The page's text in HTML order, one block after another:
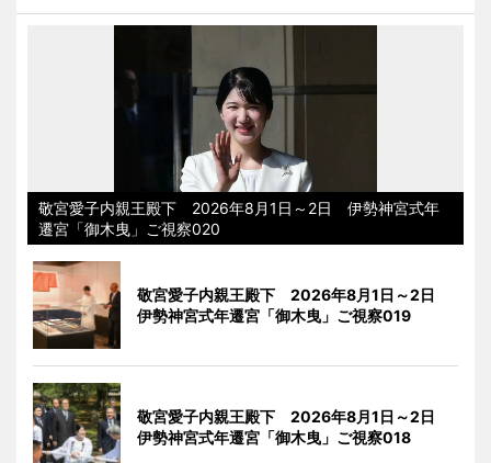
敬宮愛子内親王殿下 2026年8月1日～2日 伊勢神宮式年
遷宮「御木曳」ご視察020
敬宮愛子内親王殿下 2026年8月1日～2日
伊勢神宮式年遷宮「御木曳」ご視察019
敬宮愛子内親王殿下 2026年8月1日～2日
伊勢神宮式年遷宮「御木曳」ご視察018